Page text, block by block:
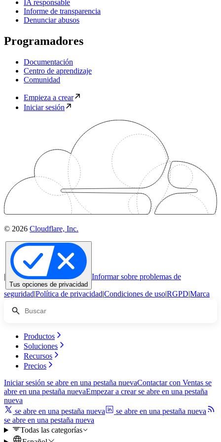
IA responsable
Informe de transparencia
Denunciar abusos
Programadores
Documentación
Centro de aprendizaje
Comunidad
Empieza a crear
Iniciar sesión
© 2026 Cloudflare, Inc.
|
Tus opciones de privacidad
Informar sobre problemas de
seguridad|Política de privacidad|Condiciones de uso|RGPD|Marca
Productos
Soluciones
Recursos
Precios
Iniciar sesión se abre en una pestaña nuevaContactar con Ventas se
abre en una pestaña nuevaEmpezar a crearse abre en una pestaña
nueva
se abre en una pestaña nueva
se abre en una pestaña nueva
se abre en una pestaña nueva
Todas las categorías